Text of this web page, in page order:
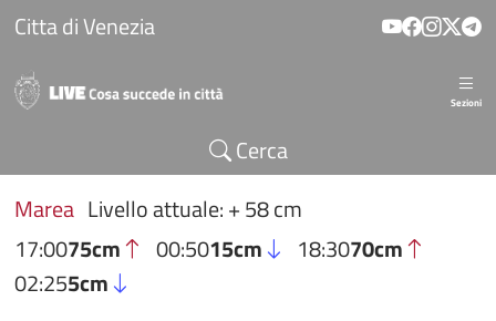
Salta al contenuto principale
Citta di Venezia
Sezioni
Cerca
Marea Livello attuale: + 58 cm
17:0075cm 00:5015cm 18:3070cm
02:255cm